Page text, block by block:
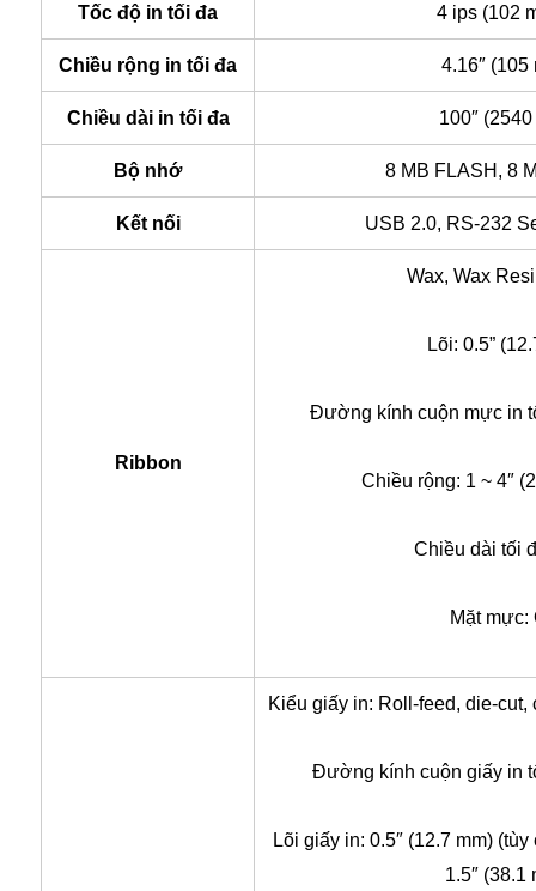
Tốc độ in tối đa 4 ips (102
Chiều rộng in tối đa 4.16″ (105
Chiều dài in tối đa 100″
Bộ nhớ 8 MB FLASH, 8
Kết nối USB 2.0, RS-232
Ribbon
Wax, Wax
Lõi: 0.5”
Đường kính cuộn mực in
Chiều rộng: 1 ~ 4″
Chiều dài tối
Mặt mực:
Kiểu giấy in: Roll-feed, die-cut,
Đường kính cuộn giấy in
Lõi giấy in: 0.5″ (12.7 mm)
1.5″ (38.1